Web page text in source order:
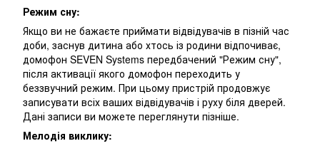
Режим сну:
Якщо ви не бажаєте приймати відвідувачів в пізній час
доби, заснув дитина або хтось із родини відпочиває,
домофон SEVEN Systems передбачений "Режим сну",
після активації якого домофон переходить у
беззвучний режим. При цьому пристрій продовжує
записувати всіх ваших відвідувачів і руху біля дверей.
Дані записи ви можете переглянути пізніше.
Мелодія виклику: